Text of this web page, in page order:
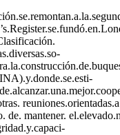
de. mantener.